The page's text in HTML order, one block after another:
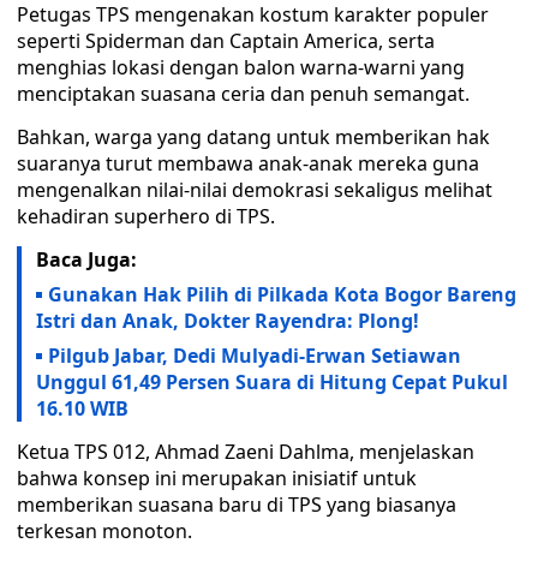
Petugas TPS mengenakan kostum karakter populer
seperti Spiderman dan Captain America, serta
menghias lokasi dengan balon warna-warni yang
menciptakan suasana ceria dan penuh semangat.
Bahkan, warga yang datang untuk memberikan hak
suaranya turut membawa anak-anak mereka guna
mengenalkan nilai-nilai demokrasi sekaligus melihat
kehadiran superhero di TPS.
Baca Juga:
Gunakan Hak Pilih di Pilkada Kota Bogor Bareng
Istri dan Anak, Dokter Rayendra: Plong!
Pilgub Jabar, Dedi Mulyadi-Erwan Setiawan
Unggul 61,49 Persen Suara di Hitung Cepat Pukul
16.10 WIB
Ketua TPS 012, Ahmad Zaeni Dahlma, menjelaskan
bahwa konsep ini merupakan inisiatif untuk
memberikan suasana baru di TPS yang biasanya
terkesan monoton.